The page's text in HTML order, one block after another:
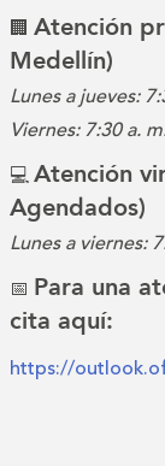
🏢 Atención
Medellín)
Lunes a jueves:
Viernes: 7:30 a.
💻Atención
Agendados)
Lunes a viernes:
📅 Para una
cita aquí:
https://